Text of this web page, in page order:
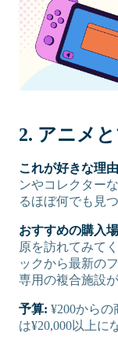
2. アニメ
これが好きな理
ンやコレクター
るほぼ何でも見
おすすめの購入
原を訪れてみて
ックから最新の
専用の複合施設
予算: ¥200から
は¥20,000以上に